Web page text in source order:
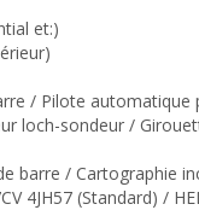
et:)
/ Pilote automatique
loch-sondeur /
barre / Cartographie
4JH57 (Standard) /